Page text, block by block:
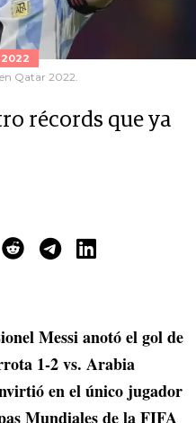
2022
Qatar 2022.
récords que ya
Messi anotó el gol de
1-2 vs. Arabia
en el único jugador
Mundiales de la FIFA